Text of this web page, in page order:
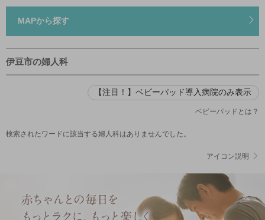
MAPから探す
伊豆市の婦人科
【注目！】ベビーパッド導入病院のみ表示
ベビーパッドとは？
検索されたワードに該当する婦人科はありませんでした。
アイコン説明